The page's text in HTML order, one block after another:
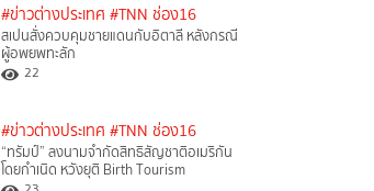
#ข่าวต่างประเทศ #TNN ช่อง16
สเปนสั่งควบคุมชายแดนกับอิตาลี หลังกรณี
ผู้อพยพทะลัก
22
#ข่าวต่างประเทศ #TNN ช่อง16
“ทรัมป์” ลงนามจำกัดสิทธิสัญชาติอเมริกัน
โดยกำเนิด หวังยุติ Birth Tourism